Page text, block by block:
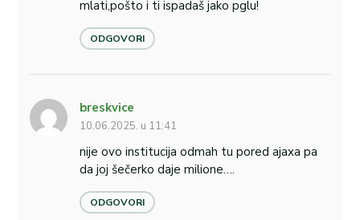
mlati,pošto i ti ispadaš jako pglu!
ODGOVORI
breskvice
10.06.2025. u 11:41
nije ovo institucija odmah tu pored ajaxa pa
da joj šečerko daje milione….
ODGOVORI